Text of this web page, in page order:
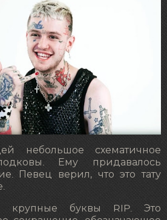
небольшое схематичное
Ему придавалось
Певец верил, что это тату
буквы RIP. Это